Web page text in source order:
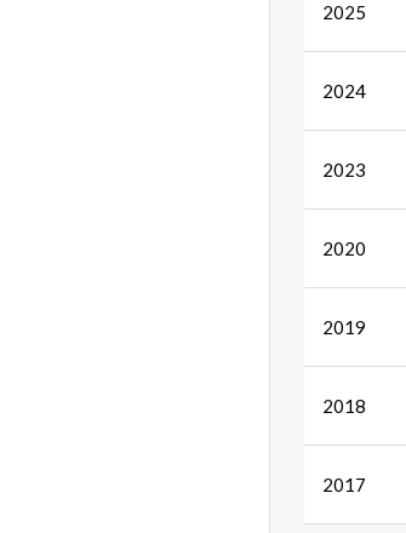
2025
2024
2023
2020
2019
2018
2017